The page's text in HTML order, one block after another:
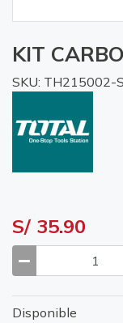
KIT
SKU: TH215002-
S/ 35.90
Disponible